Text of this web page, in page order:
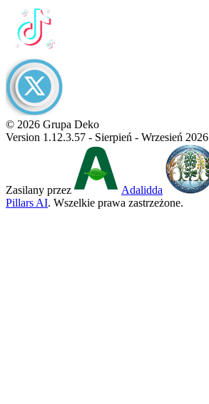
© 2026 Grupa Deko
Version 1.12.3.57 - Sierpień - Wrzesień 2026
Zasilany przez Adalidda
Pillars AI. Wszelkie prawa zastrzeżone.